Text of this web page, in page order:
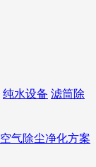
纯水设备 滤筒除
空气除尘净化方案